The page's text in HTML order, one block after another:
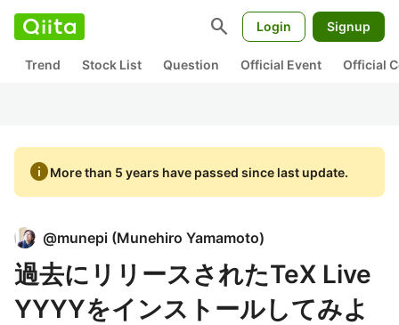
search Login Signup
Trend Stock List Question Official Event Official
infoMore than 5 years have passed since last update.
@munepi (Munehiro Yamamoto)
過去にリリースされたTeX Live
YYYYをインストールしてみよ